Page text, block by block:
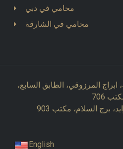
محامي في دبي
محامي في الشارقة
ابراج المرزوقي، الطابق السابع،
706
برج السلام، مكتب 903
English